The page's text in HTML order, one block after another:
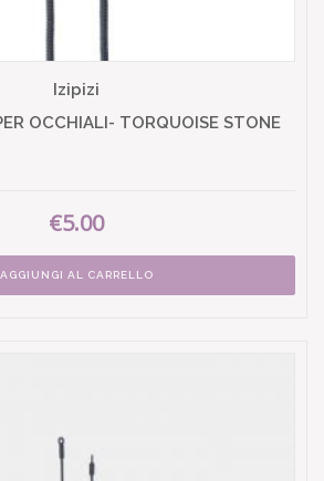
Izipizi
OCCHIALI- TORQUOISE STONE
€5.00
AGGIUNGI AL CARRELLO